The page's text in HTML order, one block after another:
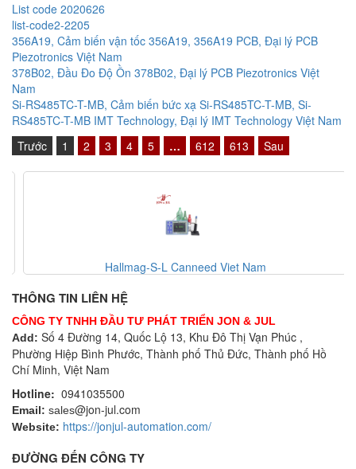
List code 2020626
list-code2-2205
356A19, Cảm biến vận tốc 356A19, 356A19 PCB, Đại lý PCB
Piezotronics Việt Nam
378B02, Đầu Đo Độ Ồn 378B02, Đại lý PCB Piezotronics Việt
Nam
Si-RS485TC-T-MB, Cảm biến bức xạ Si-RS485TC-T-MB, Si-
RS485TC-T-MB IMT Technology, Đại lý IMT Technology Việt Nam
Trước
1 2 3 4 5 … 612 613 Sau
Hallmag-S-L Canneed Viet Nam
THÔNG TIN LIÊN HỆ
CÔNG TY TNHH ĐẦU TƯ PHÁT TRIỂN JON & JUL
Add: Số 4 Đường 14, Quốc Lộ 13, Khu Đô Thị Vạn Phúc ,
Phường Hiệp Bình Phước, Thành phố Thủ Đức, Thành phố Hồ
Chí Minh, Việt Nam
Hotline: 0941035500
Email: sales@jon-jul.com
Website: https://jonjul-automation.com/
ĐƯỜNG ĐẾN CÔNG TY